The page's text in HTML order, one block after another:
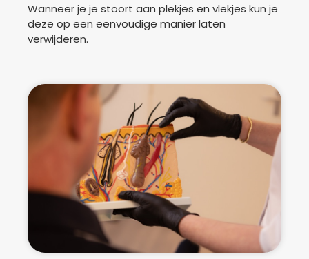
Wanneer je je stoort aan plekjes en vlekjes kun je
deze op een eenvoudige manier laten
verwijderen.